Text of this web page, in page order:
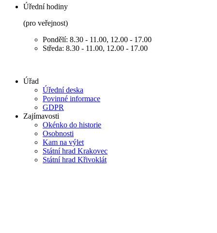
Úřední hodiny
(pro veřejnost)
Pondělí: 8.30 - 11.00, 12.00 - 17.00
Středa: 8.30 - 11.00, 12.00 - 17.00
Úřad
Úřední deska
Povinné informace
GDPR
Zajímavosti
Okénko do historie
Osobnosti
Kam na výlet
Státní hrad Krakovec
Státní hrad Křivoklát